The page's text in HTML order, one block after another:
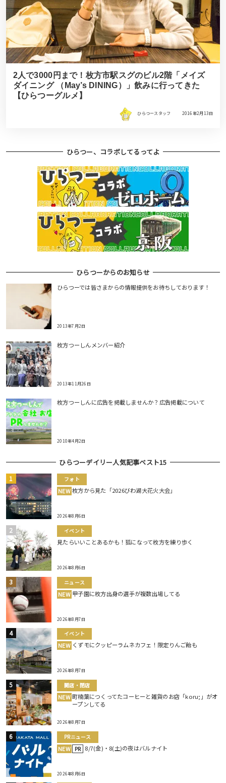
2人で3000円まで！枚方市駅スグのビル2階「メイズ
ダイニング （May’s DINING）」飲みに行ってきた
【ひらつーグルメ】
ひらつースタッフ 2016年2月13日
ひらつー、コラボしてるってよ
ひらつーからのお知らせ
ひらつーでは皆さまからの情報提供をお待ちしております！
2013年7月2日
枚方つーしんメンバー紹介
2013年11月26日
枚方つーしんに広告を掲載しませんか？広告掲載について
2010年4月2日
ひらつーデイリー人気記事ベスト15
フォト
NEW 枚方から見た「2026びわ湖大花火大会」
2026年8月6日
イベント
見たらいいことあるかも！狐になって枚方を練り歩く
2026年8月6日
ニュース
NEW 甲子園に枚方出身の選手が複数出場してる
2026年8月7日
イベント
NEW くずモにクッピーラムネカフェ！限定りんご飴も
2026年8月7日
開店・閉店
NEW 町楠葉につくってたコーヒーと雑貨のお店「koru;」がオ
ープンしてる
2026年8月7日
PRニュース
NEW PR 8/7(金)・8(土)の夜はバルナイト
2026年8月6日